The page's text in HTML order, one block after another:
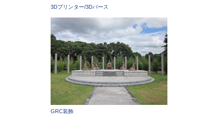
3Dプリンター/3Dパース
GRC装飾